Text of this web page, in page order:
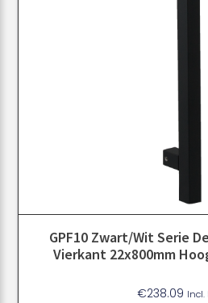
GPF10 Zwart/Wit Serie
Vierkant 22x800mm
€238.09 Incl.